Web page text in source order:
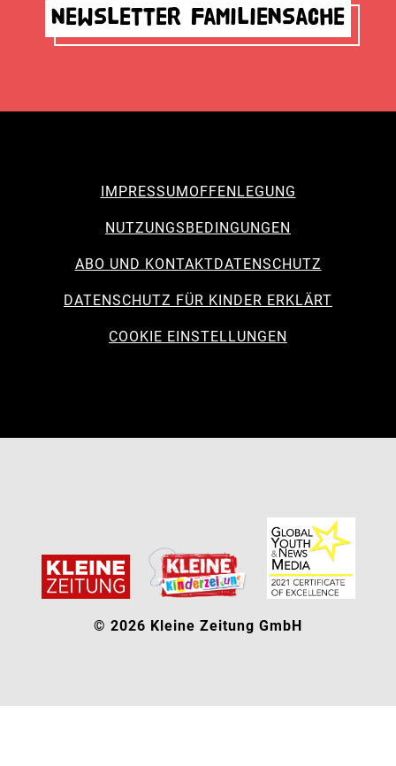
Newsletter Familiensache
IMPRESSUMOFFENLEGUNG
NUTZUNGSBEDINGUNGEN
ABO UND KONTAKTDATENSCHUTZ
DATENSCHUTZ FÜR KINDER ERKLÄRT
COOKIE EINSTELLUNGEN
© 2026 Kleine Zeitung GmbH